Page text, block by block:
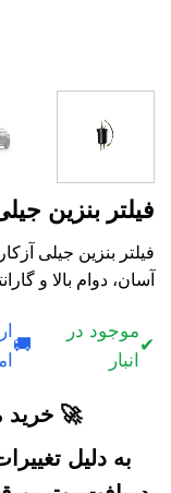
فیلتر بنزین جیلی
فیلتر بنزین جیلی
آسان، دوام بالا و
✔
موجود در
انبار
🚚
🚀 خرید
به دلیل